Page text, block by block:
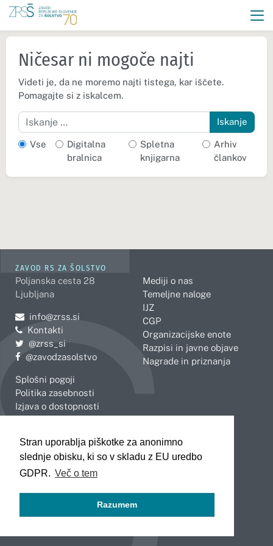
Stran uporablja piškotke za anonimno
slednje obisku, ki so v skladu z EU uredbo
GDPR. Več o tem
Razumem
Ničesar ni mogoče najti
Videti je, da ne moremo najti tistega, kar iščete.
Pomagajte si z iskalcem.
Iskanje
Vse
Digitalna
bralnica
Spletna
knjigarna
Arhiv
člankov
ZAVOD RS ZA ŠOLSTVO
Poljanska cesta 28
Ljubljana
Pošljite e-mail na
info@zrss.si
Kontakti
Pojdite na Twitter:
@zrss_si
Pojdite na Facebook:
@zavodzasolstvo
Splošni pogoji
Politika zasebnosti
Izjava o dostopnosti
Mediji o nas
Temeljne naloge
IJZ
CGP
Organizacijske enote
Razpisi in javne objave
Nagrade in priznanja
Celje
Koper
Kranj
Novo mesto
Slovenj Gradec